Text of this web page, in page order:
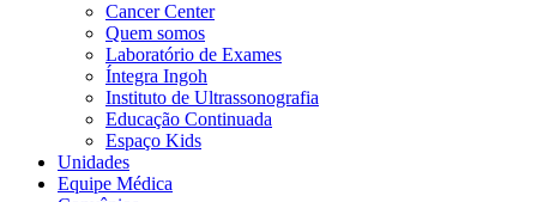
Cancer Center
Quem somos
Laboratório de Exames
Íntegra Ingoh
Instituto de Ultrassonografia
Educação Continuada
Espaço Kids
Unidades
Equipe Médica